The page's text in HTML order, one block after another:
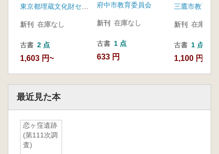
東京都埋蔵文化財センター
新刊 在庫なし
古書 2 点
1,603 円~
府中市教育委員会
新刊 在庫なし
古書 1 点
633 円
三鷹市教育
新刊 在庫なし
古書 1 点
1,100 円
最近見た本
恋ヶ窪遺跡
(第111次調
査)